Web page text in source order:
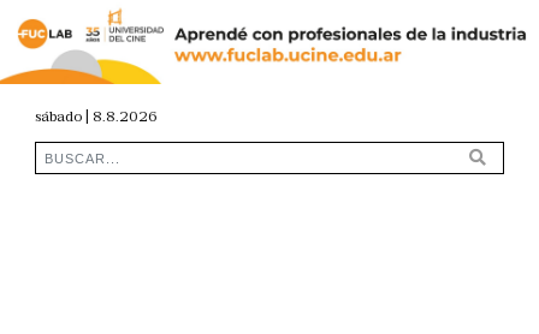
sábado | 8.8.2026